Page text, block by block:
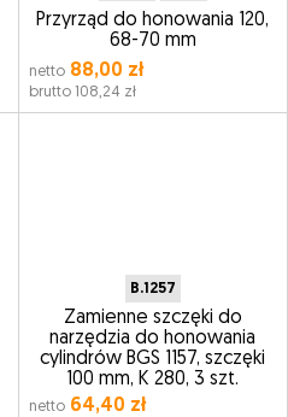
Przyrząd do honowania 120,
68-70 mm
netto88,00 zł
brutto 108,24 zł
B.1257
Zamienne szczęki do
narzędzia do honowania
cylindrów BGS 1157, szczęki
100 mm, K 280, 3 szt.
netto64,40 zł